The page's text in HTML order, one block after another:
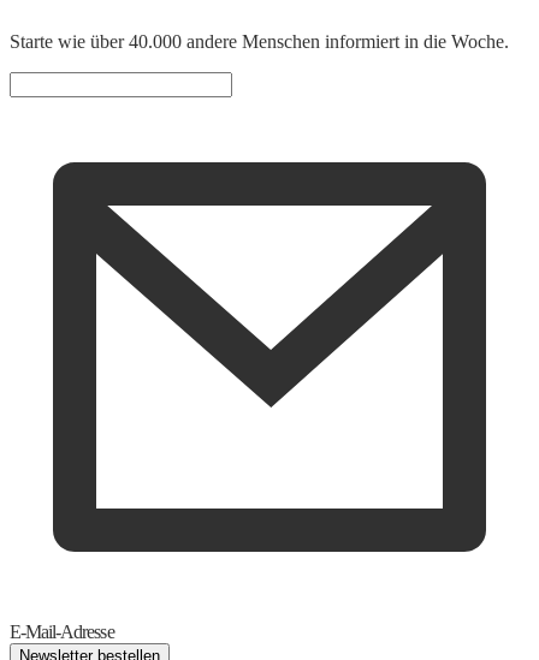
Starte wie über 40.000 andere Menschen informiert in die Woche.
E-Mail-Adresse
Newsletter bestellen